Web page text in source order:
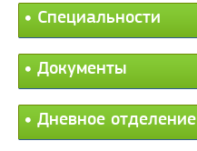
Специальности
Документы
Дневное отделение